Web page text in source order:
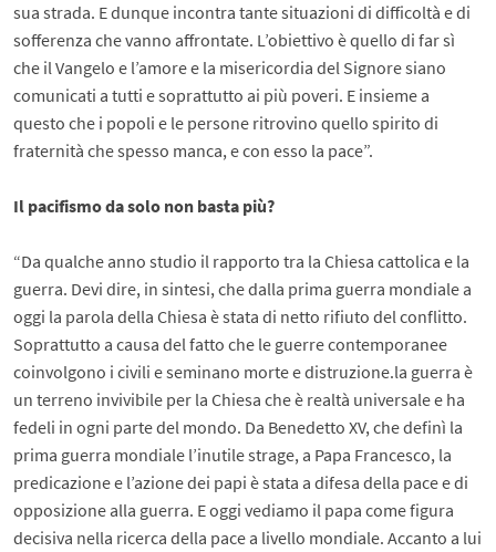
sua strada. E dunque incontra tante situazioni di difficoltà e di
sofferenza che vanno affrontate. L’obiettivo è quello di far sì
che il Vangelo e l’amore e la misericordia del Signore siano
comunicati a tutti e soprattutto ai più poveri. E insieme a
questo che i popoli e le persone ritrovino quello spirito di
fraternità che spesso manca, e con esso la pace”.
Il pacifismo da solo non basta più?
“Da qualche anno studio il rapporto tra la Chiesa cattolica e la
guerra. Devi dire, in sintesi, che dalla prima guerra mondiale a
oggi la parola della Chiesa è stata di netto rifiuto del conflitto.
Soprattutto a causa del fatto che le guerre contemporanee
coinvolgono i civili e seminano morte e distruzione.la guerra è
un terreno invivibile per la Chiesa che è realtà universale e ha
fedeli in ogni parte del mondo. Da Benedetto XV, che definì la
prima guerra mondiale l’inutile strage, a Papa Francesco, la
predicazione e l’azione dei papi è stata a difesa della pace e di
opposizione alla guerra. E oggi vediamo il papa come figura
decisiva nella ricerca della pace a livello mondiale. Accanto a lui